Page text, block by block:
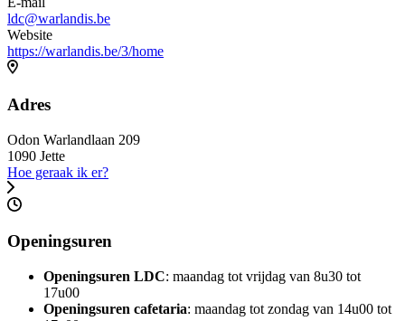
ldc@warlandis.be
Website
https://warlandis.be/3/home
Adres
Odon Warlandlaan 209
1090 Jette
Hoe geraak ik er?
Openingsuren
Openingsuren LDC: maandag tot vrijdag van 8u30 tot
17u00
Openingsuren cafetaria: maandag tot zondag van 14u00 tot